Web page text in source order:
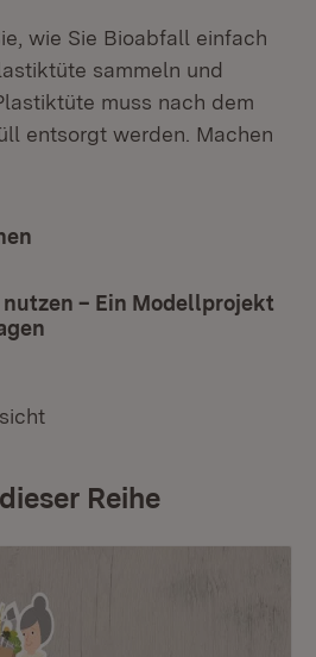
wie Sie Bioabfall einfach
sammeln und
muss nach dem
entsorgt werden. Machen
– Ein Modellprojekt
Reihe